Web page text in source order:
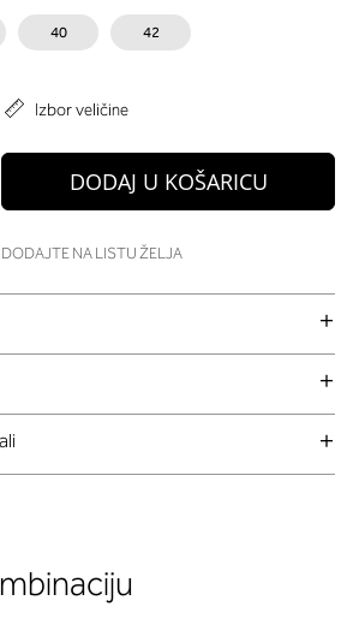
40 42
Izbor veličine
DODAJ U KOŠARICU
DODAJTE NA LISTU ŽELJA